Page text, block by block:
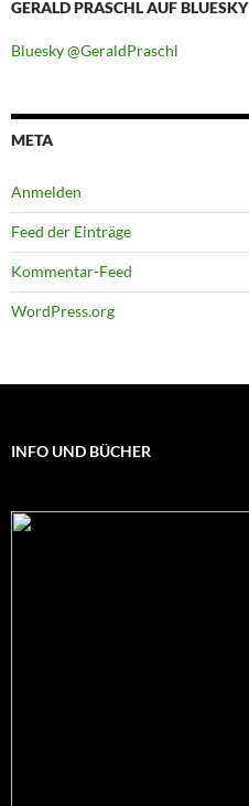
GERALD PRASCHL AUF BLUESKY
Bluesky @GeraldPraschl
META
Anmelden
Feed der Einträge
Kommentar-Feed
WordPress.org
INFO UND BÜCHER